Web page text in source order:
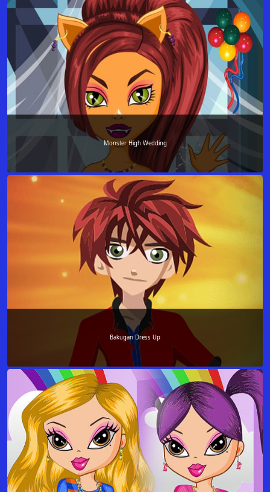
Monster High Wedding
Bakugan Dress Up